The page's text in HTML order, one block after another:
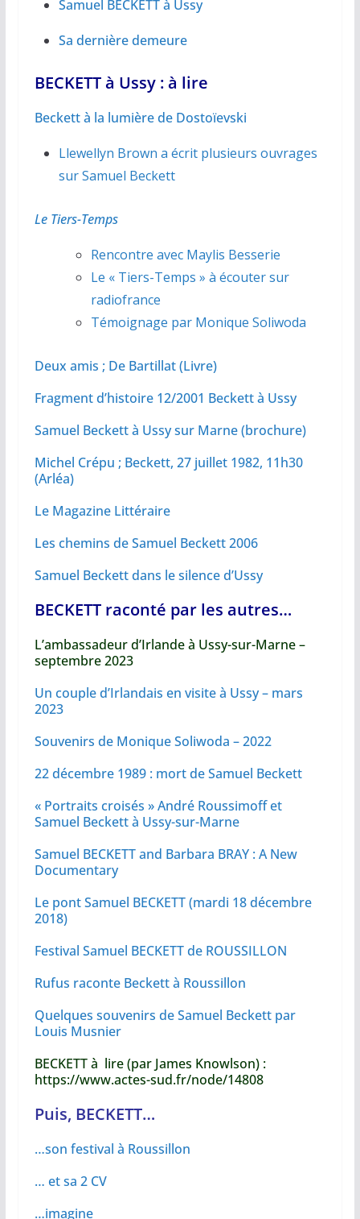
Samuel BECKETT à Ussy
Sa dernière demeure
BECKETT à Ussy : à lire
Beckett à la lumière de Dostoïevski
Llewellyn Brown a écrit plusieurs ouvrages
sur Samuel Beckett
Le Tiers-Temps
Rencontre avec Maylis Besserie
Le « Tiers-Temps » à écouter sur
radiofrance
Témoignage par Monique Soliwoda
Deux amis ; De Bartillat (Livre)
Fragment d’histoire 12/2001 Beckett à Ussy
Samuel Beckett à Ussy sur Marne (brochure)
Michel Crépu ; Beckett, 27 juillet 1982, 11h30
(Arléa)
Le Magazine Littéraire
Les chemins de Samuel Beckett 2006
Samuel Beckett dans le silence d’Ussy
BECKETT raconté par les autres…
L’ambassadeur d’Irlande à Ussy-sur-Marne–
septembre 2023
Un couple d’Irlandais en visite à Ussy – mars
2023
Souvenirs de Monique Soliwoda – 2022
22 décembre 1989 : mort de Samuel Beckett
« Portraits croisés » André Roussimoff et
Samuel Beckett à Ussy-sur-Marne
Samuel BECKETT and Barbara BRAY : A New
Documentary
Le pont Samuel BECKETT (mardi 18 décembre
2018)
Festival Samuel BECKETT de ROUSSILLON
Rufus raconte Beckett à Roussillon
Quelques souvenirs de Samuel Beckett par
Louis Musnier
BECKETT à lire (par James Knowlson) :
https://www.actes-sud.fr/node/14808
Puis, BECKETT…
…son festival à Roussillon
… et sa 2 CV
…imagine